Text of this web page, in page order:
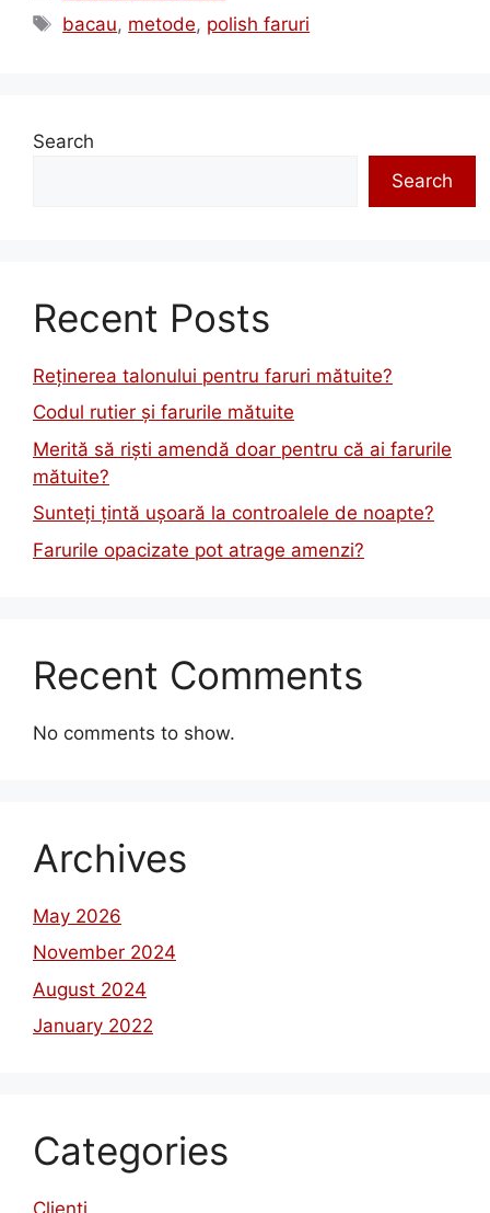
bacau, metode, polish faruri
Search
Search
Recent Posts
Reținerea talonului pentru faruri mătuite?
Codul rutier și farurile mătuite
Merită să riști amendă doar pentru că ai farurile
mătuite?
Sunteți țintă ușoară la controalele de noapte?
Farurile opacizate pot atrage amenzi?
Recent Comments
No comments to show.
Archives
May 2026
November 2024
August 2024
January 2022
Categories